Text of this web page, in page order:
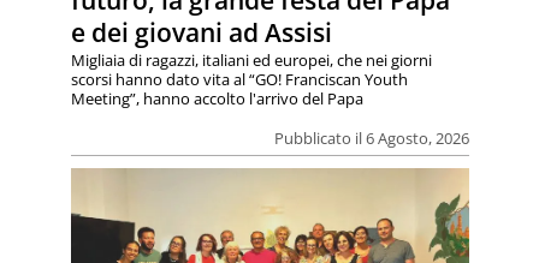
e dei giovani ad Assisi
Pubblicato il 6 Agosto, 2026
Migliaia di ragazzi, italiani ed europei, che nei giorni
scorsi hanno dato vita al “GO! Franciscan Youth
Meeting”, hanno accolto l'arrivo del Papa